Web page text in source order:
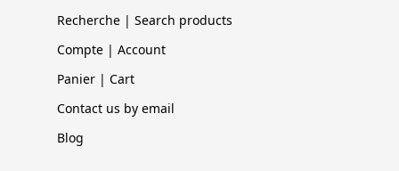
Recherche | Search products
Compte | Account
Panier | Cart
Contact us by email
Blog